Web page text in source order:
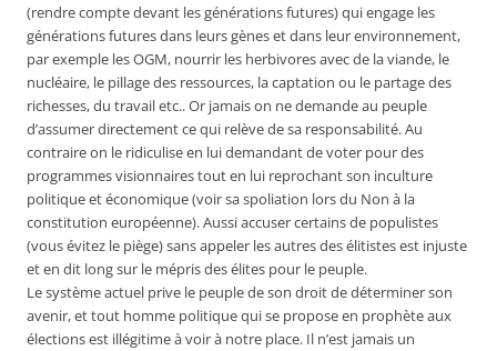
(rendre compte devant les générations futures) qui engage les
générations futures dans leurs gènes et dans leur environnement,
par exemple les OGM, nourrir les herbivores avec de la viande, le
nucléaire, le pillage des ressources, la captation ou le partage des
richesses, du travail etc.. Or jamais on ne demande au peuple
d’assumer directement ce qui relève de sa responsabilité. Au
contraire on le ridiculise en lui demandant de voter pour des
programmes visionnaires tout en lui reprochant son inculture
politique et économique (voir sa spoliation lors du Non à la
constitution européenne). Aussi accuser certains de populistes
(vous évitez le piège) sans appeler les autres des élitistes est injuste
et en dit long sur le mépris des élites pour le peuple.
Le système actuel prive le peuple de son droit de déterminer son
avenir, et tout homme politique qui se propose en prophète aux
élections est illégitime à voir à notre place. Il n’est jamais un